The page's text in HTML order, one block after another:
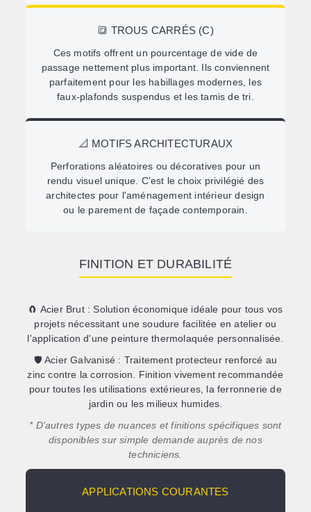
🔳 TROUS CARRÉS (C)
Ces motifs offrent un pourcentage de vide de
passage nettement plus important. Ils conviennent
parfaitement pour les habillages modernes, les
faux-plafonds suspendus et les tamis de tri.
📐 MOTIFS ARCHITECTURAUX
Perforations aléatoires ou décoratives pour un
rendu visuel unique. C'est le choix privilégié des
architectes pour l'aménagement intérieur design
ou le parement de façade contemporain.
FINITION ET DURABILITÉ
🧲 Acier Brut : Solution économique idéale pour tous vos
projets nécessitant une soudure facilitée en atelier ou
l'application d'une peinture thermolaquée personnalisée.
🛡️Acier Galvanisé : Traitement protecteur renforcé au
zinc contre la corrosion. Finition vivement recommandée
pour toutes les utilisations extérieures, la ferronnerie de
jardin ou les milieux humides.
* D'autres types de nuances et finitions spécifiques sont
disponibles sur simple demande auprès de nos
techniciens.
APPLICATIONS COURANTES